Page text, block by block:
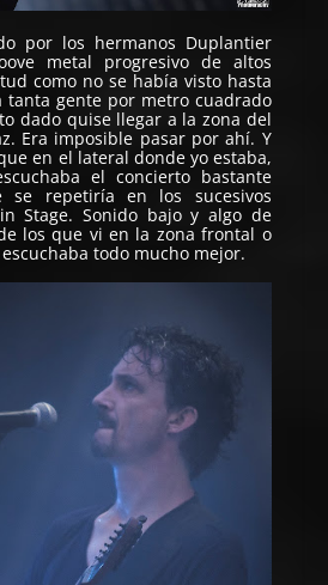
por los hermanos Duplantier
metal progresivo de altos
como no se había visto hasta
tanta gente por metro cuadrado
dado quise llegar a la zona del
Era imposible pasar por ahí. Y
en el lateral donde yo estaba,
el concierto bastante
se repetiría en los sucesivos
Stage. Sonido bajo y algo de
los que vi en la zona frontal o
todo mucho mejor.